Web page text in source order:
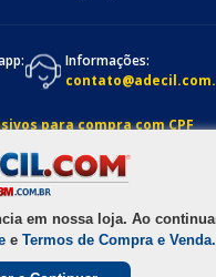
em nossa loja. Ao
e Termos de Compra e Venda.
Informações:
para compra com CPF